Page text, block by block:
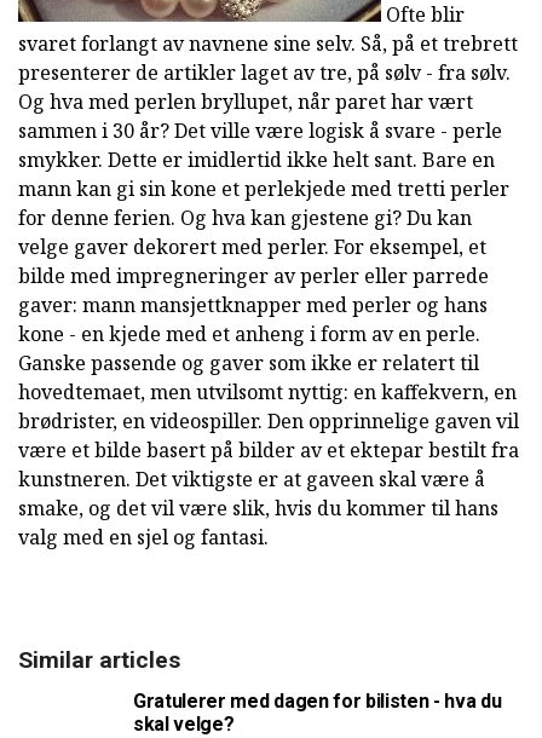
Ofte blir
svaret forlangt av navnene sine selv. Så, på et trebrett
presenterer de artikler laget av tre, på sølv - fra sølv.
Og hva med perlen bryllupet, når paret har vært
sammen i 30 år? Det ville være logisk å svare - perle
smykker. Dette er imidlertid ikke helt sant. Bare en
mann kan gi sin kone et perlekjede med tretti perler
for denne ferien. Og hva kan gjestene gi? Du kan
velge gaver dekorert med perler. For eksempel, et
bilde med impregneringer av perler eller parrede
gaver: mann mansjettknapper med perler og hans
kone - en kjede med et anheng i form av en perle.
Ganske passende og gaver som ikke er relatert til
hovedtemaet, men utvilsomt nyttig: en kaffekvern, en
brødrister, en videospiller. Den opprinnelige gaven vil
være et bilde basert på bilder av et ektepar bestilt fra
kunstneren. Det viktigste er at gaveen skal være å
smake, og det vil være slik, hvis du kommer til hans
valg med en sjel og fantasi.
Similar articles
Gratulerer med dagen for bilisten - hva du
skal velge?